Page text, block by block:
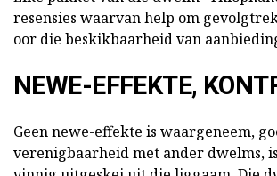
resensies waarvan help om
oor die beskikbaarheid van
NEWE-EFFEKTE,
Geen newe-effekte is waargeneem,
verenigbaarheid met ander dwelms,